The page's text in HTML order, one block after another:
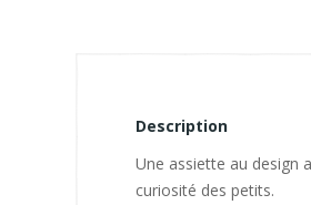
Description
Une assiette au design
curiosité des petits.